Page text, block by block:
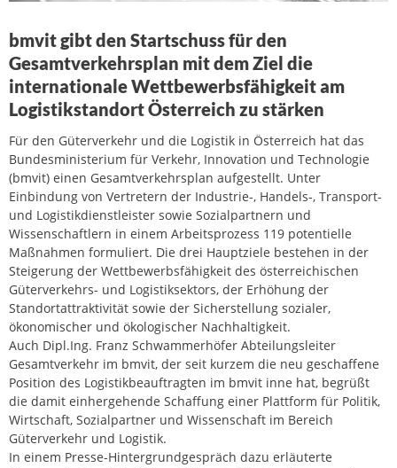
bmvit gibt den Startschuss für den
Gesamtverkehrsplan mit dem Ziel die
internationale Wettbewerbsfähigkeit am
Logistikstandort Österreich zu stärken
Für den Güterverkehr und die Logistik in Österreich hat das
Bundesministerium für Verkehr, Innovation und Technologie
(bmvit) einen Gesamtverkehrsplan aufgestellt. Unter
Einbindung von Vertretern der Industrie-, Handels-, Transport-
und Logistikdienstleister sowie Sozialpartnern und
Wissenschaftlern in einem Arbeitsprozess 119 potentielle
Maßnahmen formuliert. Die drei Hauptziele bestehen in der
Steigerung der Wettbewerbsfähigkeit des österreichischen
Güterverkehrs- und Logistiksektors, der Erhöhung der
Standortattraktivität sowie der Sicherstellung sozialer,
ökonomischer und ökologischer Nachhaltigkeit.
Auch Dipl.Ing. Franz Schwammerhöfer Abteilungsleiter
Gesamtverkehr im bmvit, der seit kurzem die neu geschaffene
Position des Logistikbeauftragten im bmvit inne hat, begrüßt
die damit einhergehende Schaffung einer Plattform für Politik,
Wirtschaft, Sozialpartner und Wissenschaft im Bereich
Güterverkehr und Logistik.
In einem Presse-Hintergrundgespräch dazu erläuterte